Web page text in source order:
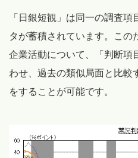
「日銀短観」は同一の調査
タが蓄積されています。この
企業活動について、「判断項
わせ、過去の類似局面と比較
をすることが可能です。